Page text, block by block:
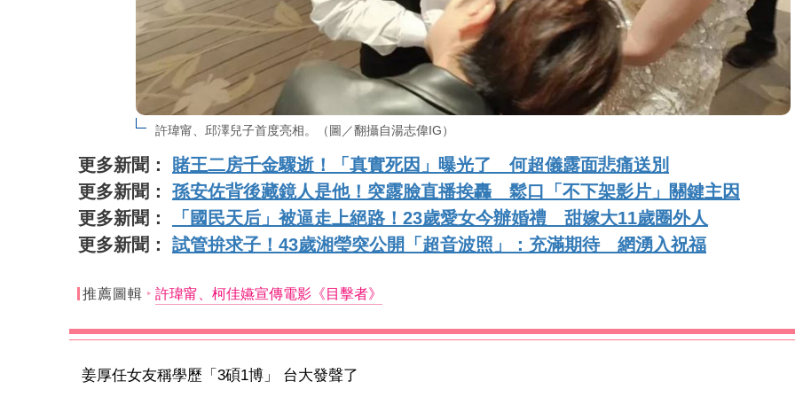
許瑋甯、邱澤兒子首度亮相。（圖／翻攝自湯志偉IG）
更多新聞： 賭王二房千金驟逝！「真實死因」曝光了 何超儀露面悲痛送別
更多新聞： 孫安佐背後藏鏡人是他！突露臉直播挨轟 鬆口「不下架影片」關鍵主因
更多新聞：
「國民天后」被逼走上絕路！23歲愛女今辦婚禮 甜嫁大11歲圈外人
更多新聞： 試管拚求子！43歲湘瑩突公開「超音波照」：充滿期待 網湧入祝福
推薦圖輯 許瑋甯、柯佳嬿宣傳電影《目擊者》
姜厚任女友稱學歷「3碩1博」 台大發聲了